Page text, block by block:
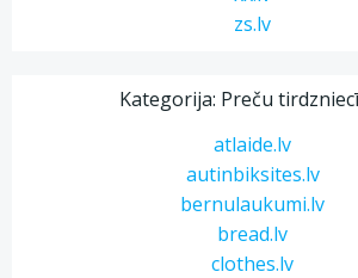
zs.lv
Kategorija: Preču
atlaide.lv
autinbiksites.lv
bernulaukumi.lv
bread.lv
clothes.lv